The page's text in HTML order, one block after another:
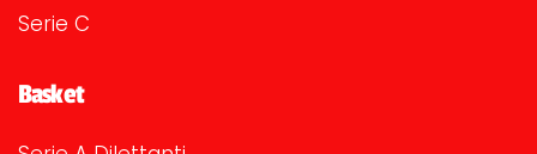
Serie C
Basket